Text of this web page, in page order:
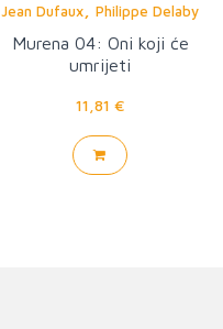
Jean Dufaux Philippe Delaby
Murena 04: Oni koji će
umrijeti
11,81 €